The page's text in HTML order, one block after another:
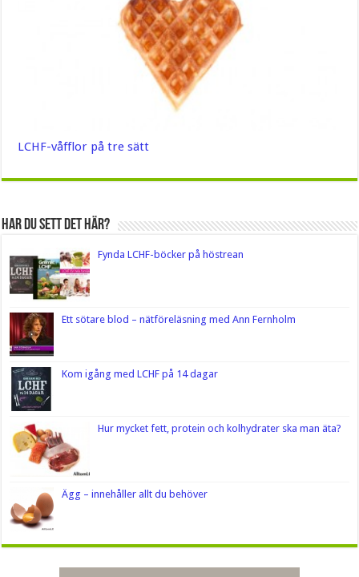
LCHF-våfflor på tre sätt
Har du sett det här?
Fynda LCHF-böcker på höstrean
Ett sötare blod – nätföreläsning med Ann Fernholm
Kom igång med LCHF på 14 dagar
Hur mycket fett, protein och kolhydrater ska man äta?
Ägg – innehåller allt du behöver